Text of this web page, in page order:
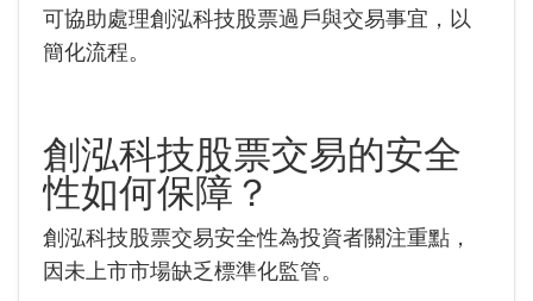
可協助處理創泓科技股票過戶與交易事宜，以
簡化流程。
創泓科技股票交易的安全
性如何保障？
創泓科技股票交易安全性為投資者關注重點，
因未上市市場缺乏標準化監管。